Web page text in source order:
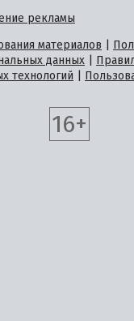
рекламы
материалов
данных
технологий
16+